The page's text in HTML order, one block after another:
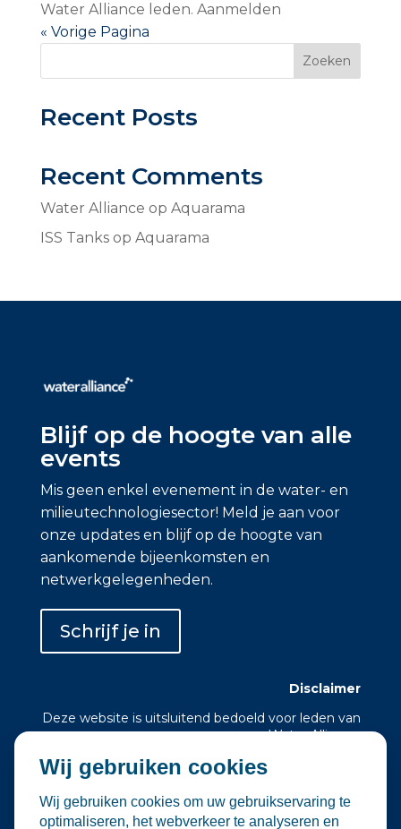
Water Alliance leden. Aanmelden
« Vorige Pagina
Zoeken
Recent Posts
Recent Comments
Water Alliance op Aquarama
ISS Tanksop Aquarama
Blijf op de hoogte van alle
events
Mis geen enkel evenement in de water- en
milieutechnologiesector! Meld je aan voor
onze updates en blijf op de hoogte van
aankomende bijeenkomsten en
netwerkgelegenheden.
Schrijf je in
Disclaimer
Deze website is uitsluitend bedoeld voor leden van
Water Alliance.
Water Alliance biedt dit platform aan om relevante
milieutechnologiesector te verzamelen en onder
de aandacht te brengen. Hoewel wij zorgvuldig
Wij gebruiken cookies
Wij gebruiken cookies om uw gebruikservaring te
optimaliseren, het webverkeer te analyseren en